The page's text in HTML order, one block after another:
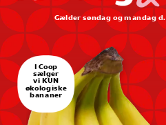
Gælder søndag og mandag
I Coop
sælger
vi KUN
økologiske
bananer